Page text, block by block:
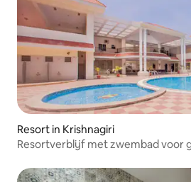
Resort in Krishnagiri
Resortverblijf met zwembad voor